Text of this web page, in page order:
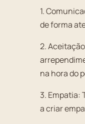
1.
de forma
2.
na hora do
3. Empatia:
a criar